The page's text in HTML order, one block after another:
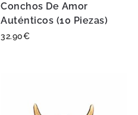
Conchos De Amor
Auténticos (10 Piezas)
32.90€